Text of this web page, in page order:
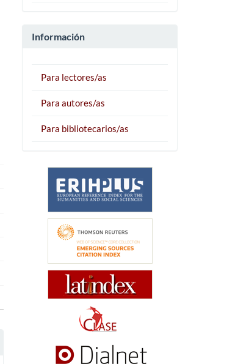
Información
Para lectores/as
Para autores/as
Para bibliotecarios/as